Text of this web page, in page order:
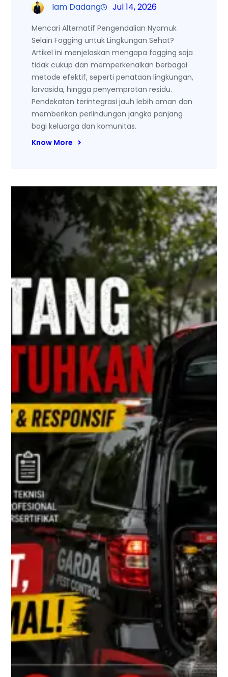
Iam Dadang Jul 14, 2026
Mencari Alternatif Pengendalian Nyamuk
Selain Fogging untuk Lingkungan Sehat?
Artikel ini menjelaskan mengapa fogging saja
tidak cukup dan memperkenalkan berbagai
metode efektif, seperti penataan lingkungan,
larvasida, hingga penyemprotan residu.
Pendekatan terintegrasi jauh lebih aman dan
memberikan perlindungan jangka panjang
bagi keluarga dan komunitas.
Know More